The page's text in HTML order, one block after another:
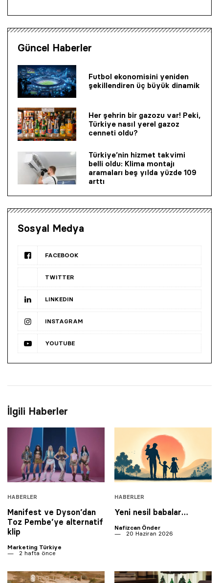
Güncel Haberler
Futbol ekonomisini yeniden
şekillendiren üç büyük dinamik
Her şehrin bir gazozu var! Peki,
Türkiye nasıl yerel gazoz
cenneti oldu?
Türkiye’nin hizmet takvimi
belli oldu: Klima montajı
aramaları beş yılda yüzde 109
arttı
Sosyal Medya
FACEBOOK
TWITTER
LINKEDIN
INSTAGRAM
YOUTUBE
İlgili Haberler
HABERLER
Manifest ve Dyson’dan
Toz Pembe’ye alternatif
klip
Marketing Türkiye
2 hafta önce
HABERLER
Yeni nesil babalar…
Nafizcan Önder
20 Haziran 2026